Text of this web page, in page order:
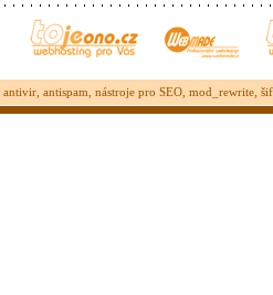
antispam, nástroje pro SEO, mod_rewrite,